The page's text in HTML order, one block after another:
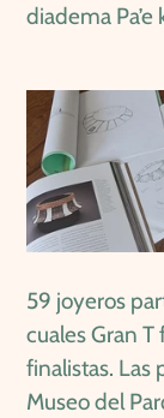
diadema Pa’e
59 joyeros
cuales Gran T
finalistas. Las
Museo del